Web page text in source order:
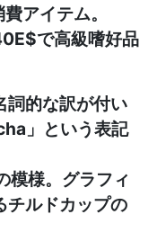
アイテム。
で高級嗜好品
詞的な訳が付い
」という表記
模様。グラフィ
チルドカップの